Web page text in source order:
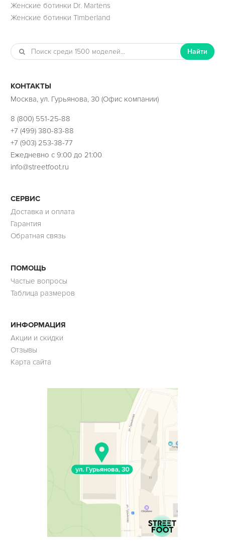
Женские ботинки Dr. Martens
Женские ботинки Timberland
Найти
КОНТАКТЫ
Москва, ул. Гурьянова, 30 (Офис компании)
8 (800) 551-25-88
+7 (499) 380-83-88
+7 (903) 253-38-77
Ежедневно с 9:00 до 21:00
info@streetfoot.ru
СЕРВИС
Доставка и оплата
Гарантия
Обратная связь
ПОМОЩЬ
Частые вопросы
Таблица размеров
ИНФОРМАЦИЯ
Акции и скидки
Отзывы
Карта сайта